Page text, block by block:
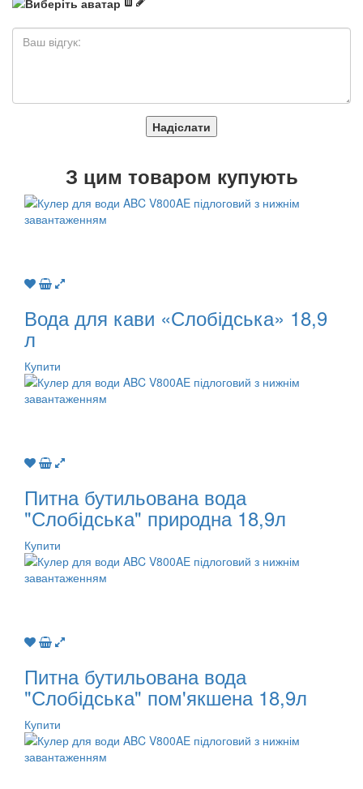
Надіслати
З цим товаром купують
Вода для кави «Слобідська» 18,9
л
Купити
Питна бутильована вода
"Слобідська" природна 18,9л
Купити
Питна бутильована вода
"Слобідська" пом'якшена 18,9л
Купити